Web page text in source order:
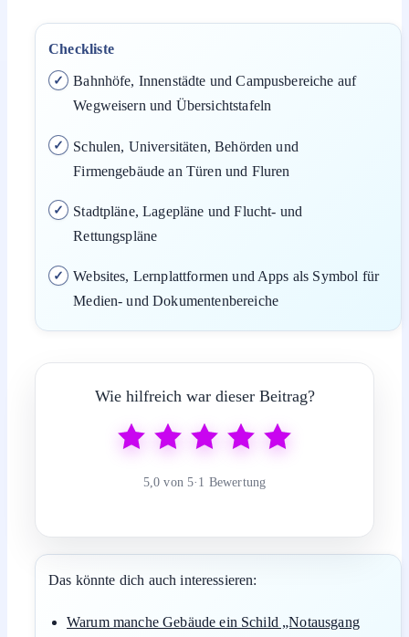
Checkliste
Bahnhöfe, Innenstädte und Campusbereiche auf
Wegweisern und Übersichtstafeln
Schulen, Universitäten, Behörden und
Firmengebäude an Türen und Fluren
Stadtpläne, Lagepläne und Flucht- und
Rettungspläne
Websites, Lernplattformen und Apps als Symbol für
Medien- und Dokumentenbereiche
Wie hilfreich war dieser Beitrag?
5,0 von 5· 1 Bewertung
Das könnte dich auch interessieren:
Warum manche Gebäude ein Schild „Notausgang